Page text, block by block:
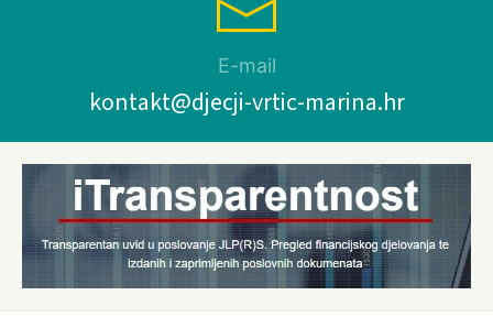
E-mail
kontakt@djecji-vrtic-marina.hr